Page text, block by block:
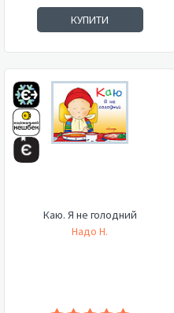
КУПИТИ
Каю. Я не голодний
Надо Н.